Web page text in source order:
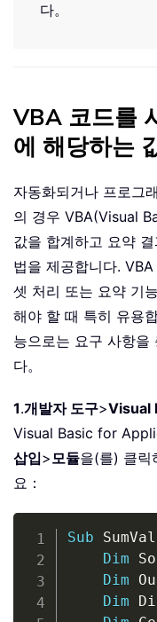
다。
VBA 코드를
에 해당하는
자동화되거나 프로그
의 경우 VBA(Visual
값을 합계하고 요약
법을 제공합니다.
셋 처리 또는 요약 기
해야 할 때 특히 유용
능으로는 요구 사항을
다。
1.개발자 도구>Visual
Visual Basic for
삽입>모듈을(를) 클릭
요：
Sub
Dim
Dim
Dim